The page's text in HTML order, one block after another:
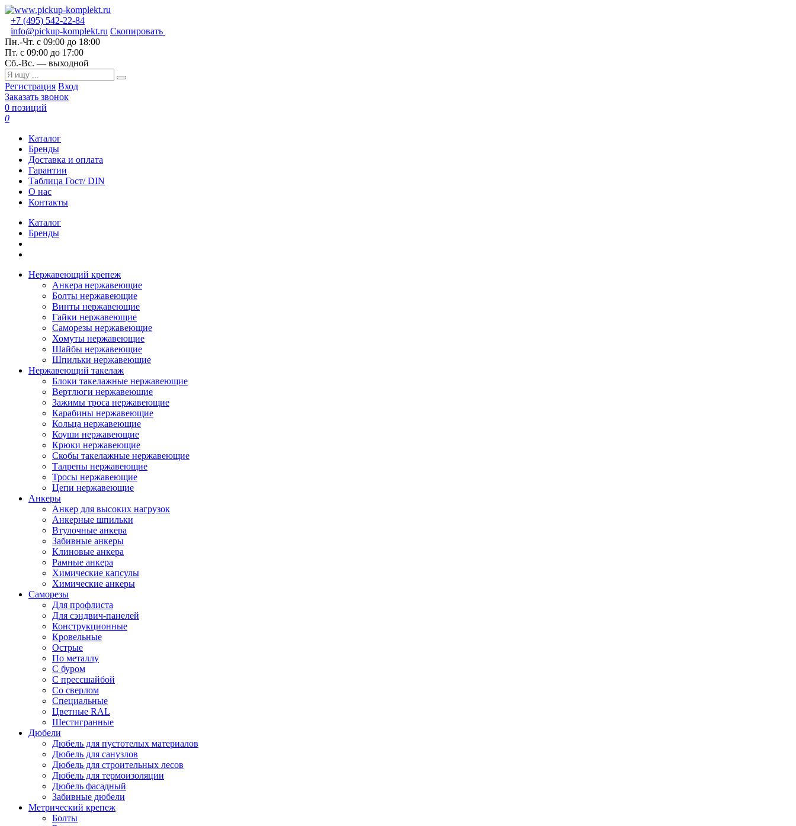
+7 (495) 542-22-84
info@pickup-komplekt.ru Скопировать
Пн.-Чт. с 09:00 до 18:00
Пт. с 09:00 до 17:00
Сб.-Вс. — выходной
Регистрация Вход
Заказать звонок
0 позиций
0
Каталог
Бренды
Доставка и оплата
Гарантии
Таблица Гост/ DIN
О нас
Контакты
Каталог
Бренды
Нержавеющий крепеж
Анкера нержавеющие
Болты нержавеющие
Винты нержавеющие
Гайки нержавеющие
Саморезы нержавеющие
Хомуты нержавеющие
Шайбы нержавеющие
Шпильки нержавеющие
Нержавеющий такелаж
Блоки такелажные нержавеющие
Вертлюги нержавеющие
Зажимы троса нержавеющие
Карабины нержавеющие
Кольца нержавеющие
Коуши нержавеющие
Крюки нержавеющие
Скобы такелажные нержавеющие
Талрепы нержавеющие
Тросы нержавеющие
Цепи нержавеющие
Анкеры
Анкер для высоких нагрузок
Анкерные шпильки
Втулочные анкера
Забивные анкеры
Клиновые анкера
Рамные анкера
Химические капсулы
Химические анкеры
Саморезы
Для профлиста
Для сэндвич-панелей
Конструкционные
Кровельные
Острые
По металлу
С буром
С прессшайбой
Со сверлом
Специальные
Цветные RAL
Шестигранные
Дюбели
Дюбель для пустотелых материалов
Дюбель для санузлов
Дюбель для строительных лесов
Дюбель для термоизоляции
Дюбель фасадный
Забивные дюбели
Метрический крепеж
Болты